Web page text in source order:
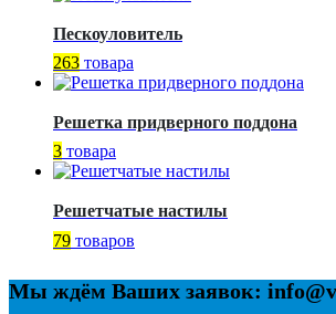
Пескоуловитель
263 товара
Решетка придверного поддона
3 товара
Решетчатые настилы
79 товаров
Мы ждём Ваших заявок: